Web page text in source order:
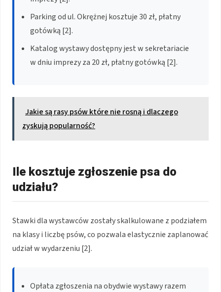
Parking od ul. Okrężnej kosztuje 30 zł, płatny
gotówką [2].
Katalog wystawy dostępny jest w sekretariacie
w dniu imprezy za 20 zł, płatny gotówką [2].
Jakie są rasy psów które nie rosną i dlaczego
zyskują popularność?
Ile kosztuje zgłoszenie psa do
udziału?
Stawki dla wystawców zostały skalkulowane z podziałem
na klasy i liczbę psów, co pozwala elastycznie zaplanować
udział w wydarzeniu [2].
Opłata zgłoszenia na obydwie wystawy razem